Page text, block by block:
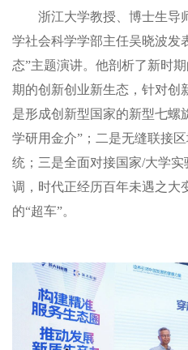
浙江大学教授、博士生导
学社会科学学部主任吴晓波发
态”主题演讲。他剖析了新时
期的创新创业新生态，针对创
是形成创新型国家的新型七螺
学研用金介”；二是无缝联接
统；三是全面对接国家/大学
调，时代正经历百年未遇之大
的“超车”。